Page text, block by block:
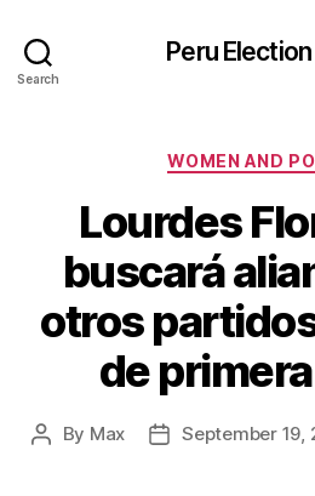
Search
Peru
WOMEN AND
Lourdes
buscará
otros
de
Post
By Max
PostSeptember 19,